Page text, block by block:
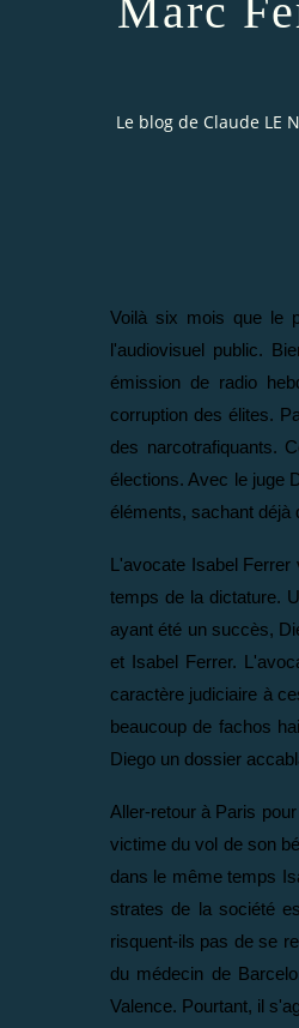
Marc
Le blog de Claude LE
Voilà six mois que le
l'audiovisuel public.
émission de radio
corruption des élites.
des narcotrafiquants.
élections. Avec le juge
éléments, sachant déjà
L'avocate Isabel
temps de la dictature.
ayant été un succès,
et Isabel Ferrer.
caractère judiciaire à
beaucoup de fachos
Diego un dossier
Aller-retour à Paris
victime du vol de son
dans le même temps
strates de la société
risquent-ils pas de se
du médecin de
Valence. Pourtant, il